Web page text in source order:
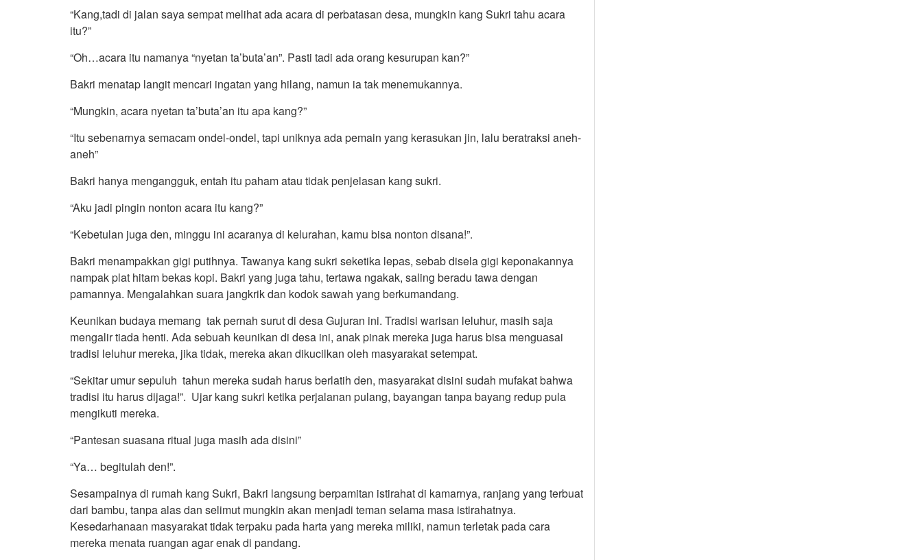
“Kang,tadi di jalan saya sempat melihat ada acara di perbatasan desa, mungkin kang Sukri tahu acara
itu?”
“Oh…acara itu namanya “nyetan ta’buta’an”. Pasti tadi ada orang kesurupan kan?”
Bakri menatap langit mencari ingatan yang hilang, namun ia tak menemukannya.
“Mungkin, acara nyetan ta’buta’an itu apa kang?”
“Itu sebenarnya semacam ondel-ondel, tapi uniknya ada pemain yang kerasukan jin, lalu beratraksi aneh-
aneh”
Bakri hanya mengangguk, entah itu paham atau tidak penjelasan kang sukri.
“Aku jadi pingin nonton acara itu kang?”
“Kebetulan juga den, minggu ini acaranya di kelurahan, kamu bisa nonton disana!”.
Bakri menampakkan gigi putihnya. Tawanya kang sukri seketika lepas, sebab disela gigi keponakannya
nampak plat hitam bekas kopi. Bakri yang juga tahu, tertawa ngakak, saling beradu tawa dengan
pamannya. Mengalahkan suara jangkrik dan kodok sawah yang berkumandang.
Keunikan budaya memang tak pernah surut di desa Gujuran ini. Tradisi warisan leluhur, masih saja
mengalir tiada henti. Ada sebuah keunikan di desa ini, anak pinak mereka juga harus bisa menguasai
tradisi leluhur mereka, jika tidak, mereka akan dikucilkan oleh masyarakat setempat.
“Sekitar umur sepuluh tahun mereka sudah harus berlatih den, masyarakat disini sudah mufakat bahwa
tradisi itu harus dijaga!”. Ujar kang sukri ketika perjalanan pulang, bayangan tanpa bayang redup pula
mengikuti mereka.
“Pantesan suasana ritual juga masih ada disini”
“Ya… begitulah den!”.
Sesampainya di rumah kang Sukri, Bakri langsung berpamitan istirahat di kamarnya, ranjang yang terbuat
dari bambu, tanpa alas dan selimut mungkin akan menjadi teman selama masa istirahatnya.
Kesedarhanaan masyarakat tidak terpaku pada harta yang mereka miliki, namun terletak pada cara
mereka menata ruangan agar enak di pandang.